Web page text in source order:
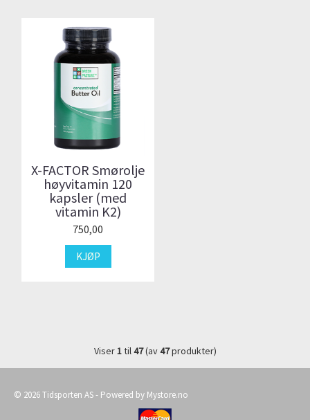
X-FACTOR Smørolje
høyvitamin 120
kapsler (med
vitamin K2)
750,00
KJØP
Viser1til47(av47produkter)
© 2026 Tidsporten AS - Powered by Mystore.no